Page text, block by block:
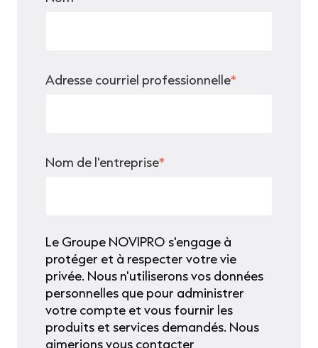
Adresse courriel professionnelle*
Nom de l'entreprise*
Le Groupe NOVIPRO s'engage à
protéger et à respecter votre vie
privée. Nous n'utiliserons vos données
personnelles que pour administrer
votre compte et vous fournir les
produits et services demandés. Nous
aimerions vous contacter